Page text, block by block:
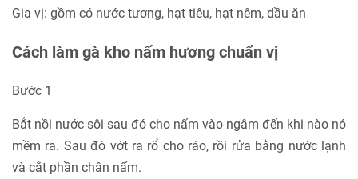
Gia vị: gồm có nước tương, hạt tiêu, hạt nêm, dầu ăn
Cách làm gà kho nấm hương chuẩn vị
Bước 1
Bắt nồi nước sôi sau đó cho nấm vào ngâm đến khi nào nó
mềm ra. Sau đó vớt ra rổ cho ráo, rồi rửa bằng nước lạnh
và cắt phần chân nấm.